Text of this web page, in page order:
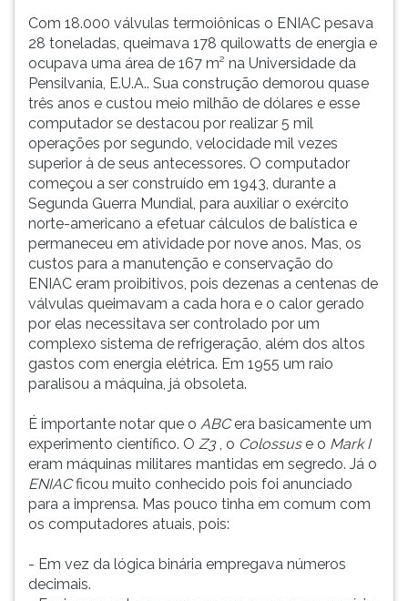
Com 18.000 válvulas termoiônicas o ENIAC pesava
28 toneladas, queimava 178 quilowatts de energia e
ocupava uma área de 167 m² na Universidade da
Pensilvania, E.U.A.. Sua construção demorou quase
três anos e custou meio milhão de dólares e esse
computador se destacou por realizar 5 mil
operações por segundo, velocidade mil vezes
superior à de seus antecessores. O computador
começou a ser construído em 1943, durante a
Segunda Guerra Mundial, para auxiliar o exército
norte-americano a efetuar cálculos de balística e
permaneceu em atividade por nove anos. Mas, os
custos para a manutenção e conservação do
ENIAC eram proibitivos, pois dezenas a centenas de
válvulas queimavam a cada hora e o calor gerado
por elas necessitava ser controlado por um
complexo sistema de refrigeração, além dos altos
gastos com energia elétrica. Em 1955 um raio
paralisou a máquina, já obsoleta.
É importante notar que o ABCera basicamente um
experimento científico. O Z3, o Colossuse o Mark I
eram máquinas militares mantidas em segredo. Já o
ENIACficou muito conhecido pois foi anunciado
para a imprensa. Mas pouco tinha em comum com
os computadores atuais, pois:
- Em vez da lógica binária empregava números
decimais.